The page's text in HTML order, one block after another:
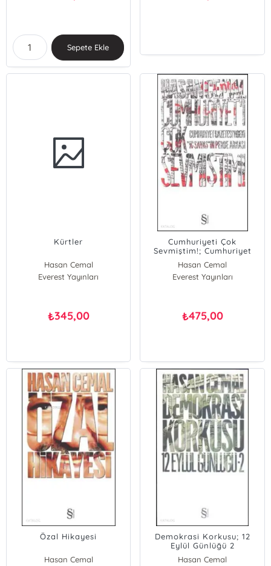
Sepete Ekle
Kürtler
Hasan Cemal
Everest Yayınları
₺345,00
Cumhuriyeti Çok
Sevmiştim!; Cumhuriyet
Gazetesi'ndeki ''İç
Savaş''ın Perde Arkası
Hasan Cemal
Everest Yayınları
₺475,00
Özal Hikayesi
Hasan Cemal
Demokrasi Korkusu; 12
Eylül Günlüğü 2
Hasan Cemal